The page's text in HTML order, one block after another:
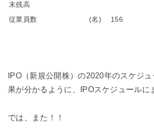
末残高
従業員数 (名) 156
IPO（新規公開株）の2020年のスケジ
果が分かるように、IPOスケジュールに
では、また！！